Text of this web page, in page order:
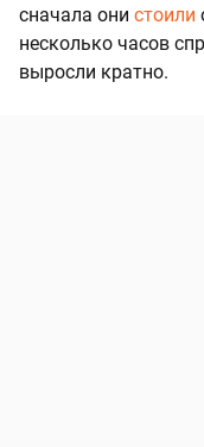
сначала они стоили
несколько часов
выросли кратно.